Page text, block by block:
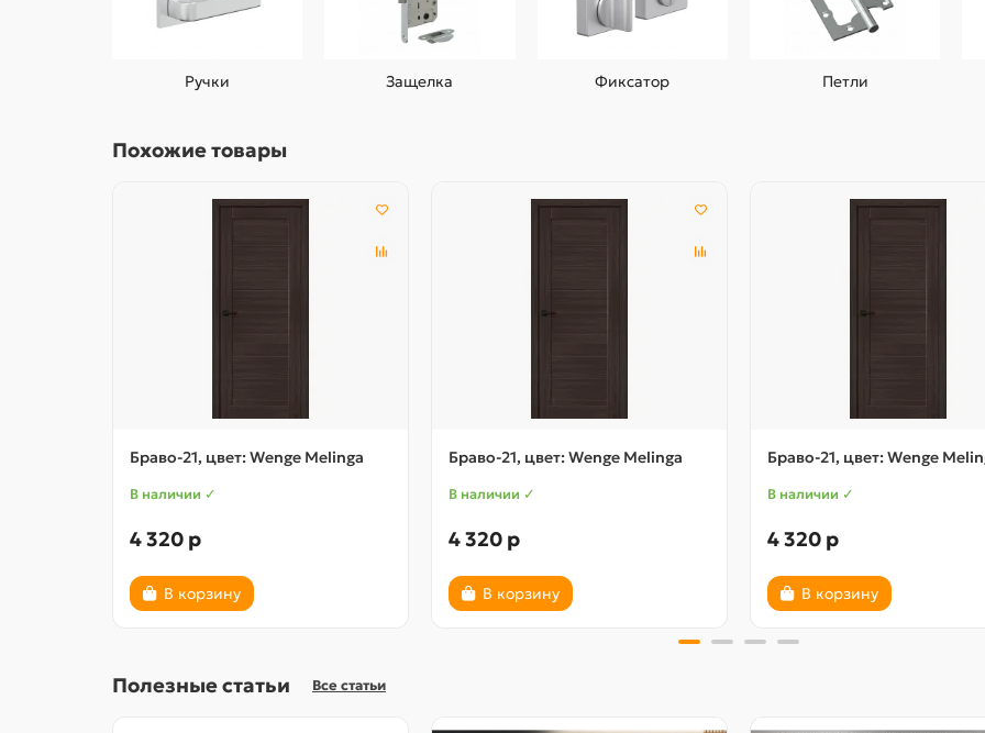
Ручки Защелка Фиксатор Петли
Похожие товары
Браво-21, цвет: Wenge Melinga
В наличии ✓
4 320 р
В корзину
Браво-21, цвет: Wenge Melinga
В наличии ✓
4 320 р
В корзину
Браво-21, цвет: Wenge
В наличии ✓
4 320 р
В корзину
Полезные статьи Все статьи